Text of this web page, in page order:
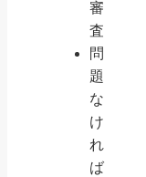
審
査
問
題
な
け
れ
ば